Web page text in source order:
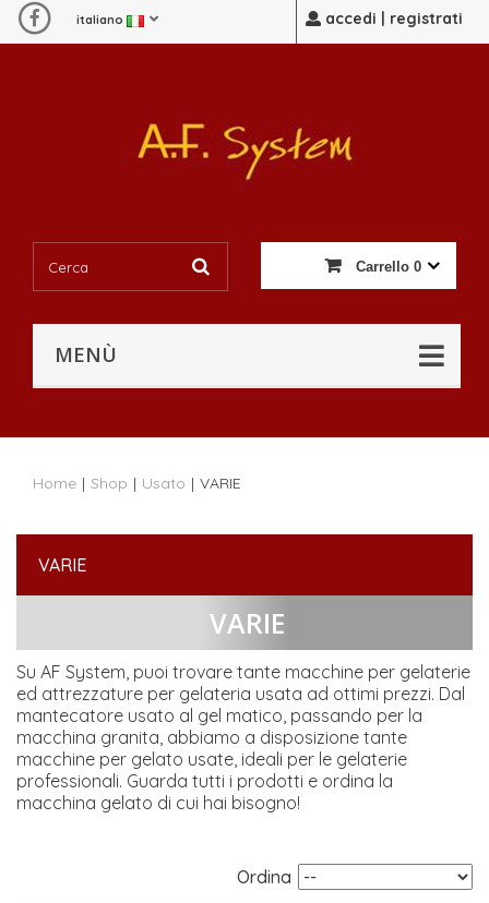
accedi | registrati
italiano
Carrello 0
MENÙ
Home | Shop | Usato | VARIE
VARIE
VARIE
Su AF System, puoi trovare tante macchine per gelaterie
ed attrezzature per gelateria usata ad ottimi prezzi. Dal
mantecatore usato al gel matico, passando per la
macchina granita, abbiamo a disposizione tante
macchine per gelato usate, ideali per le gelaterie
professionali. Guarda tutti i prodotti e ordina la
macchina gelato di cui hai bisogno!
Ordina